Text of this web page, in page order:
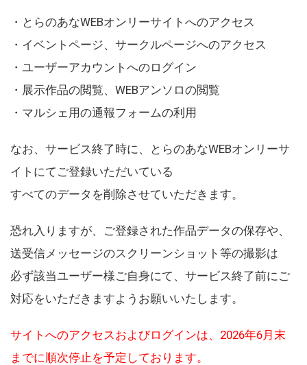
・とらのあなWEBオンリーサイトへのアクセス
・イベントページ、サークルページへのアクセス
・ユーザーアカウントへのログイン
・展示作品の閲覧、WEBアンソロの閲覧
・マルシェ用の通報フォームの利用
なお、サービス終了時に、とらのあなWEBオンリーサ
イトにてご登録いただいている
すべてのデータを削除させていただきます。
恐れ入りますが、ご登録された作品データの保存や、
送受信メッセージのスクリーンショット等の撮影は
必ず該当ユーザー様ご自身にて、サービス終了前にご
対応をいただきますようお願いいたします。
サイトへのアクセスおよびログインは、2026年6月末
までに順次停止を予定しております。